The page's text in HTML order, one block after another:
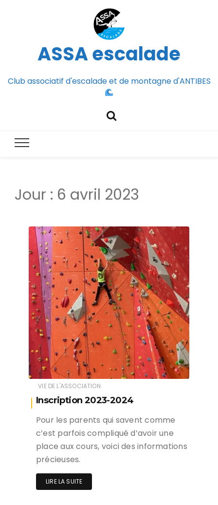
ASSA escalade
Club associatif d'escalade et de montagne d'ANTIBES
Jour : 6 avril 2023
VIE DE L'ASSOCIATION
Inscription 2023-2024
Pour les parents qui savent comme
c’est parfois compliqué d’avoir une
place aux cours, voici des informations
précieuses.
LIRE LA SUITE